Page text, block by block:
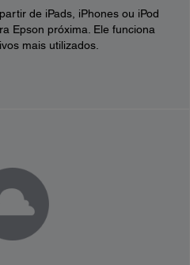
de iPads, iPhones ou iPod
Epson próxima. Ele funciona
mais utilizados.